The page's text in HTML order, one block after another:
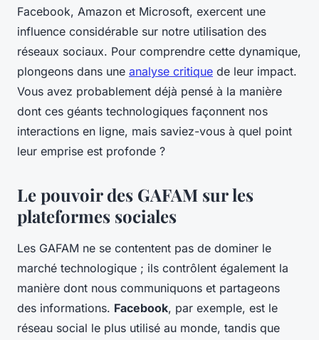
Facebook, Amazon et Microsoft, exercent une
influence considérable sur notre utilisation des
réseaux sociaux. Pour comprendre cette dynamique,
plongeons dans une analyse critique de leur impact.
Vous avez probablement déjà pensé à la manière
dont ces géants technologiques façonnent nos
interactions en ligne, mais saviez-vous à quel point
leur emprise est profonde ?
Le pouvoir des GAFAM sur les
plateformes sociales
Les GAFAM ne se contentent pas de dominer le
marché technologique ; ils contrôlent également la
manière dont nous communiquons et partageons
des informations. Facebook, par exemple, est le
réseau social le plus utilisé au monde, tandis que